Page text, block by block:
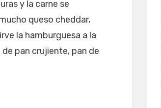
y la carne se
queso cheddar,
la hamburguesa a la
pan crujiente, pan de